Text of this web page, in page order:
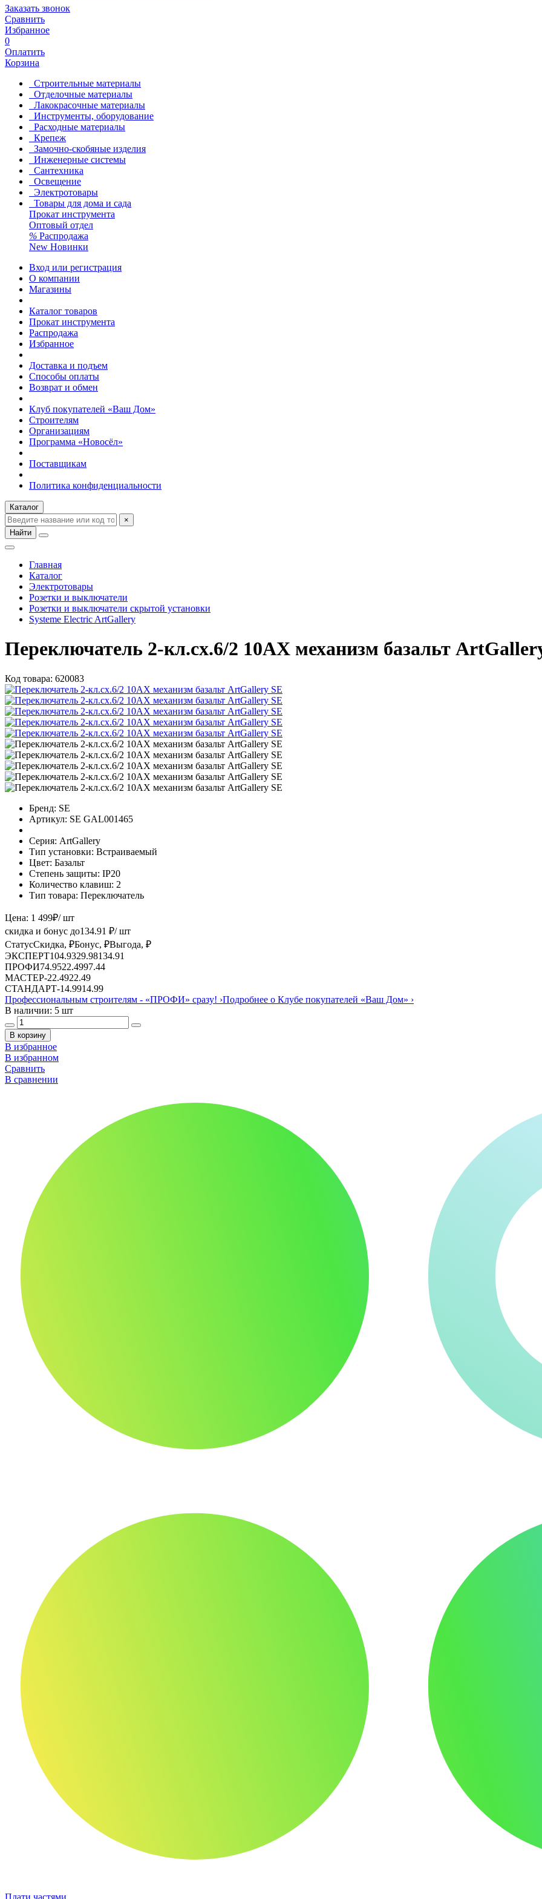
Заказать звонок
Сравнить
Избранное
0
Оплатить
Корзина
Строительные материалы
Отделочные материалы
Лакокрасочные материалы
Инструменты, оборудование
Расходные материалы
Крепеж
Замочно-скобяные изделия
Инженерные системы
Сантехника
Освещение
Электротовары
Товары для дома и сада
Прокат инструмента
Оптовый отдел
% Распродажа
New Новинки
Вход или регистрация
О компании
Магазины
Каталог товаров
Прокат инструмента
Распродажа
Избранное
Доставка и подъем
Способы оплаты
Возврат и обмен
Клуб покупателей «Ваш Дом»
Строителям
Организациям
Программа «Новосёл»
Поставщикам
Политика конфиденциальности
Каталог
×
Найти
Главная
Каталог
Электротовары
Розетки и выключатели
Розетки и выключатели скрытой установки
Systeme Electric ArtGallery
Переключатель 2-кл.сх.6/2 10АХ механизм базальт
Код товара: 620083
Бренд: SE
Артикул: SE GAL001465
Серия: ArtGallery
Тип установки: Встраиваемый
Цвет: Базальт
Степень защиты: IP20
Количество клавиш: 2
Тип товара: Переключатель
Цена: 1 499₽/ шт
скидка и бонус до134.91 ₽/ шт
СтатусСкидка, ₽Бонус, ₽Выгода, ₽
ЭКСПЕРТ104.9329.98134.91
ПРОФИ74.9522.4997.44
МАСТЕР-22.4922.49
СТАНДАРТ-14.9914.99
Профессиональным строителям - «ПРОФИ» сразу! ›Подробнее о Клубе покупателей «Ваш Дом» ›
В наличии: 5 шт
В корзину
В избранное
В избранном
Сравнить
В сравнении
Плати частями